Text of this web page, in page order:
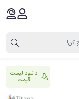
دانلود لیست
قیمت